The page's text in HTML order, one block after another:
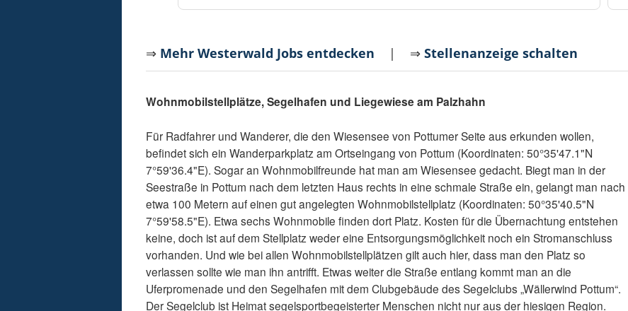
⇒ Mehr Westerwald Jobs entdecken | ⇒Stellenanzeige schalten
Wohnmobilstellplätze, Segelhafen und Liegewiese am Palzhahn
Für Radfahrer und Wanderer, die den Wiesensee von Pottumer Seite aus erkunden wollen,
befindet sich ein Wanderparkplatz am Ortseingang von Pottum (Koordinaten: 50°35'47.1"N
7°59'36.4"E). Sogar an Wohnmobilfreunde hat man am Wiesensee gedacht. Biegt man in der
Seestraße in Pottum nach dem letzten Haus rechts in eine schmale Straße ein, gelangt man nach
etwa 100 Metern auf einen gut angelegten Wohnmobilstellplatz (Koordinaten: 50°35'40.5"N
7°59'58.5"E). Etwa sechs Wohnmobile finden dort Platz. Kosten für die Übernachtung entstehen
keine, doch ist auf dem Stellplatz weder eine Entsorgungsmöglichkeit noch ein Stromanschluss
vorhanden. Und wie bei allen Wohnmobilstellplätzen gilt auch hier, dass man den Platz so
verlassen sollte wie man ihn antrifft. Etwas weiter die Straße entlang kommt man an die
Uferpromenade und den Segelhafen mit dem Clubgebäude des Segelclubs „Wällerwind Pottum“.
Der Segelclub ist Heimat segelsportbegeisterter Menschen nicht nur aus der hiesigen Region.